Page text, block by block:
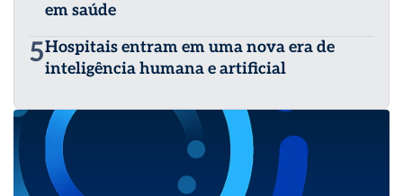
em saúde
5Hospitais entram em uma nova era de
inteligência humana e artificial